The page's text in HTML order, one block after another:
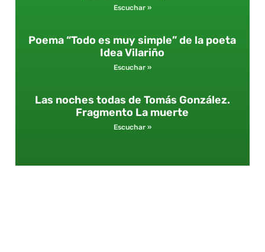
Escuchar »
Poema “Todo es muy simple” de la poeta
Idea Vilariño
Escuchar »
Las noches todas de Tomás González.
Fragmento La muerte
Escuchar »